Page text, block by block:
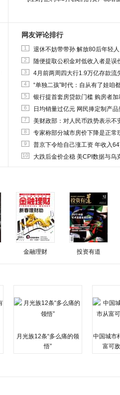
网友评论排行
1 退休不妨带带孙 解放80后年轻人
2 随便提取公积金对低收入者是误
3 4月前两周四大行1.9万亿存款流
4 “单独二孩”时代：自从有了娃咱
5 银行提首套房贷款门槛 购房者
6 日均销量过亿元 网民捧定制产
7 美财政部：对人民币跌势表示不
8 专家称部分城市房价下降是正常
9 普京下令给自己涨工资 年收入
10 大跌后金价企稳 美CPI数据与乌
金融理财 投资有道
月光族12条“多么痛的领
悟”
中国城市
富可